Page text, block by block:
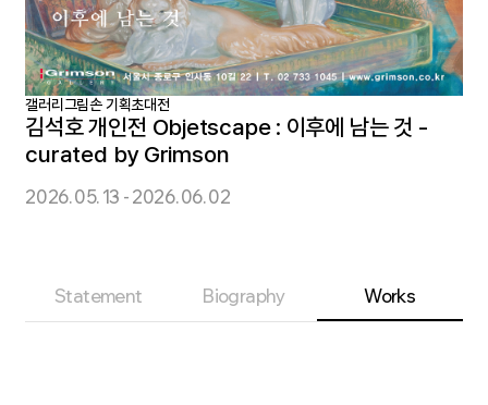
갤러리그림손 기획초대전
김석호 개인전 Objetscape : 이후에 남는 것 -
curated by Grimson
2026. 05. 13 - 2026. 06. 02
Statement Biography Works